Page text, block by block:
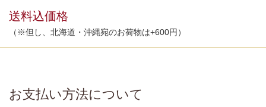
送料込価格
（※但し、北海道・沖縄宛のお荷物は+600円）
お支払い方法について